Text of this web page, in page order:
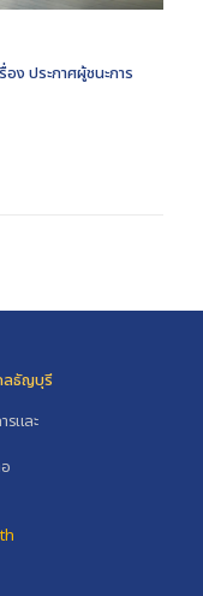
ง ประกาศผู้ชนะการ
ลธัญบุรี
รและ